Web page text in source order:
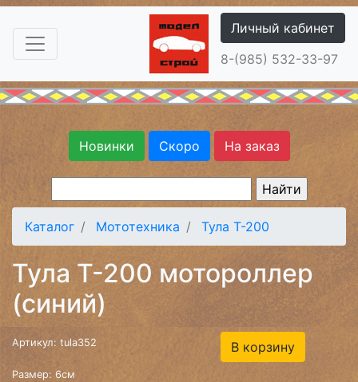
Личный кабинет
8-(985) 532-33-97
Новинки Скоро На заказ
Каталог Мототехника Тула Т-200
Тула Т-200 мотороллер
(синий)
Артикул: tula352
Размер: 6см
В корзину